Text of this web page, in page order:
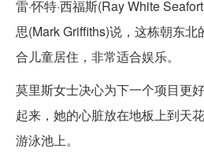
雷·怀特·西福斯(Ray White
思(Mark Griffiths)说，这栋朝东
合儿童居住，非常适合娱乐。
莫里斯女士决心为下一个项目更
起来，她的心脏放在地板上到天
游泳池上。